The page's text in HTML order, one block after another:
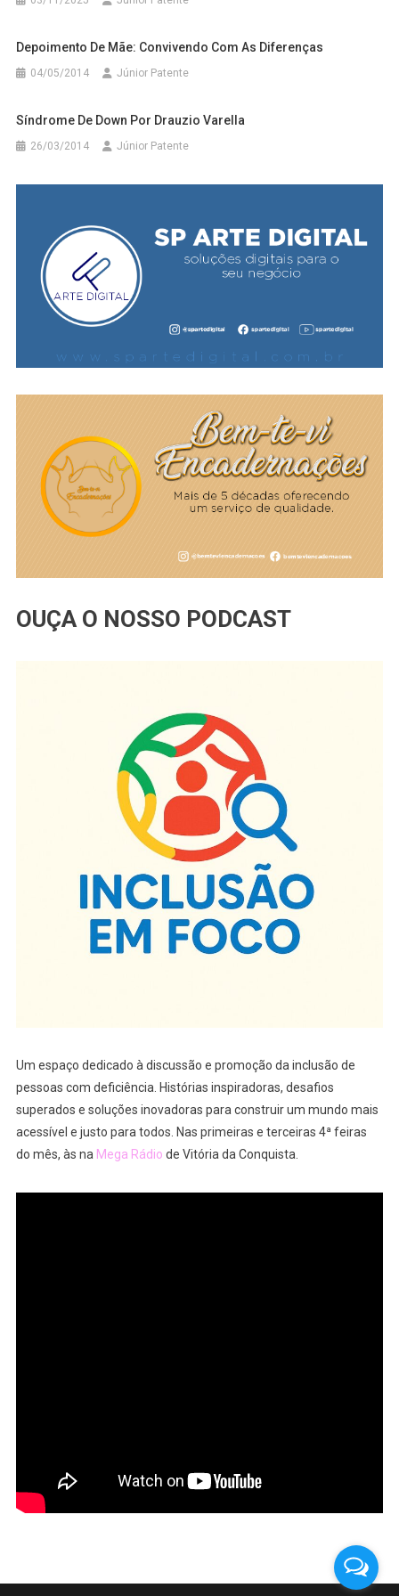
Depoimento De Mãe: Convivendo Com As Diferenças
04/05/2014 Júnior Patente
Síndrome De Down Por Drauzio Varella
26/03/2014 Júnior Patente
OUÇA O NOSSO PODCAST
Um espaço dedicado à discussão e promoção da inclusão de
pessoas com deficiência. Histórias inspiradoras, desafios
superados e soluções inovadoras para construir um mundo mais
acessível e justo para todos. Nas primeiras e terceiras 4ª feiras
do mês, às na Mega Rádio de Vitória da Conquista.